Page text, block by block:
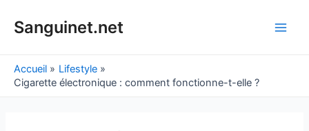
Sanguinet.net
Accueil
Lifestyle
Cigarette électronique : comment fonctionne-t-elle ?